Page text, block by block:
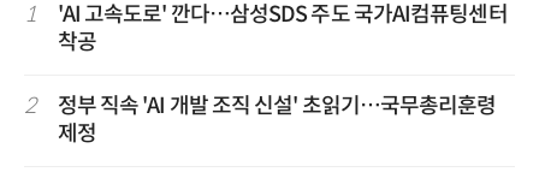
1
'AI 고속도로' 깐다…삼성SDS 주도 국가AI컴퓨팅센터
착공
2
정부 직속 'AI 개발 조직 신설' 초읽기…국무총리훈령
제정